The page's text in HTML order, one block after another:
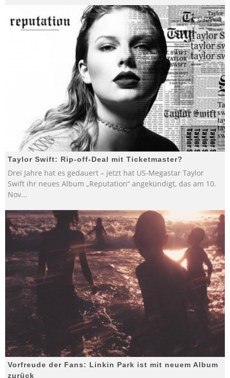
Taylor Swift: Rip-off-Deal mit Ticketmaster?
Drei Jahre hat es gedauert – jetzt hat US-Megastar Taylor
Swift ihr neues Album „Reputation“ angekündigt, das am 10.
Nov...
Vorfreude der Fans: Linkin Park ist mit neuem Album
zurück